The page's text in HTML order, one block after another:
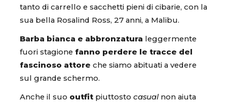
tanto di carrello e sacchetti pieni di cibarie, con la
sua bella Rosalind Ross, 27 anni, a Malibu.
Barba bianca e abbronzatura leggermente
fuori stagione fanno perdere le tracce del
fascinoso attore che siamo abituati a vedere
sul grande schermo.
Anche il suo outfit piuttosto casualnon aiuta